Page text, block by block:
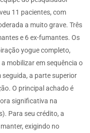
11 pacientes, com
a muito grave. Três
e 6 ex-fumantes. Os
yogue completo,
mobilizar em sequência o
a parte superior
O principal achado é
significativa na
Para seu crédito, a
exigindo no